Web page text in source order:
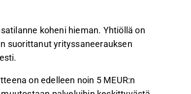
koheni hieman. Yhtiöllä on
suorittanut yrityssaneerauksen
on edelleen noin 5 MEUR:n